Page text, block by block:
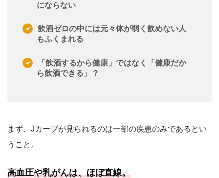
にならない
飲酒ゼロの中には元々体が弱く飲めない人
もふくまれる
「飲酒するから健康」ではなく「健康だか
ら飲酒できる」？
まず、Jカーブが見られるのは一部の疾患のみであるとい
うこと。
高血圧や乳がんは、ほぼ直線。